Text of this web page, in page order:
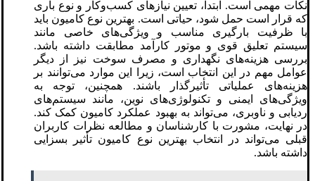
نکات مهمی است. ابتدا، تعیین نیازهای کسب‌وکار و نوع باری
که قرار است حمل شود، حیاتی است. بهترین نوع کامیون باید
با ظرفیت بارگیری مناسب و ویژگی‌های خاصی مانند
سیستم تعلیق قوی و موتور کارآمد مطابقت داشته باشد.
بررسی هزینه‌های نگهداری و مصرف سوخت نیز از دیگر
عوامل مهم در این انتخاب است، زیرا این موارد می‌توانند بر
هزینه‌های عملیاتی تأثیرگذار باشند. همچنین، توجه به
ویژگی‌های ایمنی و تکنولوژی‌های نوین، مانند سیستم‌های
ردیابی و ناوبری، می‌تواند به بهبود عملکرد کامیون کمک کند.
در نهایت، مشورت با کارشناسان و مطالعه نظرات کاربران
قبلی می‌تواند در انتخاب بهترین نوع کامیون تأثیر بسزایی
داشته باشد.